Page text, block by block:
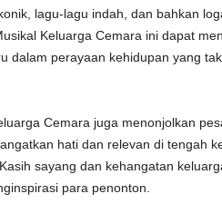
lagu-lagu indah, dan bahkan
Keluarga Cemara ini dapat
dalam perayaan kehidupan yang
Cemara juga menonjolkan
hati dan relevan di tengah
sayang dan kehangatan
para penonton.